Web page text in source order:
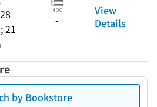
21
-
View
Details
by Bookstore